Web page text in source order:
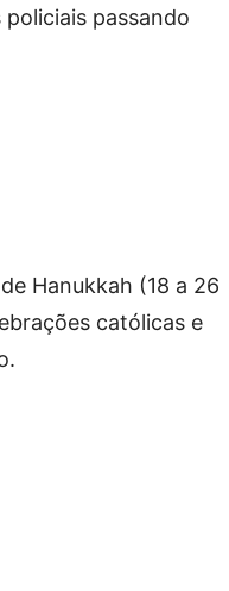
passando
Hanukkah (18 a 26
católicas e